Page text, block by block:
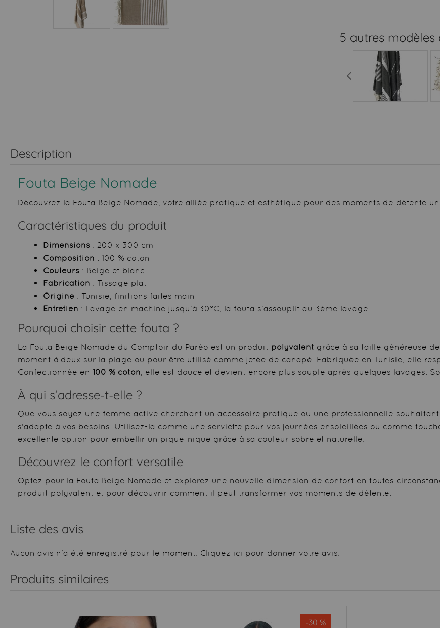
5 autres modèles
Description
Fouta Beige Nomade
Découvrez la Fouta Beige Nomade, votre alliée pratique et esthétique pour des moments de détente
Caractéristiques du produit
Dimensions : 200 x 300 cm
Composition : 100 % coton
Couleurs : Beige et blanc
Fabrication : Tissage plat
Origine : Tunisie, finitions faites main
Entretien : Lavage en machine jusqu'à 30°C, la fouta s'assouplit au 3ème lavage
Pourquoi choisir cette fouta ?
La Fouta Beige Nomade du Comptoir du Paréo est un produit polyvalent grâce à sa taille généreuse
moment à deux sur la plage ou pour être utilisé comme jetée de canapé. Fabriquée en Tunisie, elle
Confectionnée en 100 % coton, elle est douce et devient encore plus souple après quelques lavages.
À qui s’adresse-t-elle ?
Que vous soyez une femme active cherchant un accessoire pratique ou une professionnelle
s'adapte à vos besoins. Utilisez-la comme une serviette pour vos journées ensoleillées ou comme
excellente option pour embellir un pique-nique grâce à sa couleur sobre et naturelle.
Découvrez le confort versatile
Optez pour la Fouta Beige Nomade et explorez une nouvelle dimension de confort en toutes
produit polyvalent et pour découvrir comment il peut transformer vos moments de détente.
Liste des avis
Aucun avis n'a été enregistré pour le moment. Cliquez ici pour donner votre avis.
Produits similaires
-30 %